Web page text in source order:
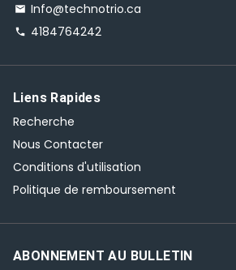
email Info@technotrio.ca
phone 4184764242
Liens Rapides
Recherche
Nous Contacter
Conditions d'utilisation
Politique de remboursement
ABONNEMENT AU BULLETIN